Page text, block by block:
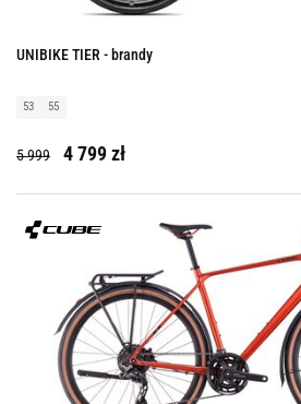
UNIBIKE TIER - brandy
53 55
5 999 4 799 zł